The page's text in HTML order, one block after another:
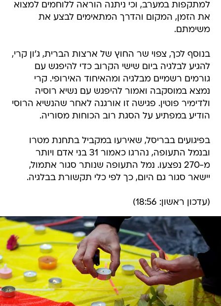
למתקפות במערב, וכי ניתנה הוראה ללוחמים למצוא
את הזמן, המקום והדרך המתאימים לבצע את
משימתם.
בנוסף לכך, צפוי שר החוץ של ארצות הברית, ג'ון קרי,
להגיע לבלגיה ביום שישי הקרוב כדי להיפגש עם
גורמים רשמיים מבלגיה ומהאיחוד האירופי. קרי
נמצא במוסקבה ואמור להיפגש עם נשיא רוסיה
ולדימיר פוטין. פגישה זו אורגנה לאחר שהנשיא הרוסי
הודיע במפתיע על הסגת רוב הכוחות מסוריה.
בפיגועים בבריסל, שאירעו במקביל בתחנת מטרו
ובנמל התעופה, נהרגו כאמור 31 בני אדם ויותר
מ-270 נפצעו. נמל התעופה שנותר סגור אתמול,
יישאר סגור גם היום, כך לפי כלי תקשורת בבלגיה.
(עדכון ראשון: 18:56)